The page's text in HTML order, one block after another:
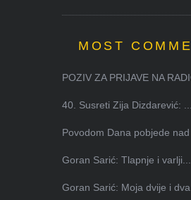
MOST
POZIV ZA PRIJAVE NA
40. Susreti Zija Dizdarević: ...
Povodom Dana pobjede nad
Goran Sarić: Tlapnje i varlji...
Goran Sarić: Moja dvije i